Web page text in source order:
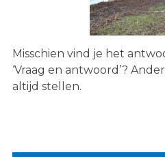
Misschien vind je het
‘Vraag en antwoord’?
altijd stellen.